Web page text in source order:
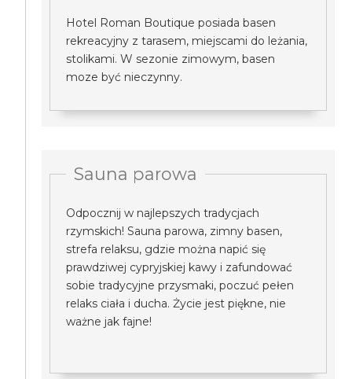
Hotel Roman Boutique posiada basen
rekreacyjny z tarasem, miejscami do leżania,
stolikami. W sezonie zimowym, basen
moze być nieczynny.
Sauna parowa
Odpocznij w najlepszych tradycjach
rzymskich! Sauna parowa, zimny basen,
strefa relaksu, gdzie można napić się
prawdziwej cypryjskiej kawy i zafundować
sobie tradycyjne przysmaki, poczuć pełen
relaks ciała i ducha. Życie jest piękne, nie
ważne jak fajne!